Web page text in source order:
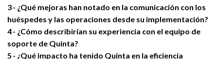
3
¿Qué mejoras han notado en la comunicación con los
huéspedes y las operaciones desde su implementación?
4
¿Cómo describirían su experiencia con el equipo de
soporte de Quinta?
5
¿Qué impacto ha tenido Quinta en la eficiencia